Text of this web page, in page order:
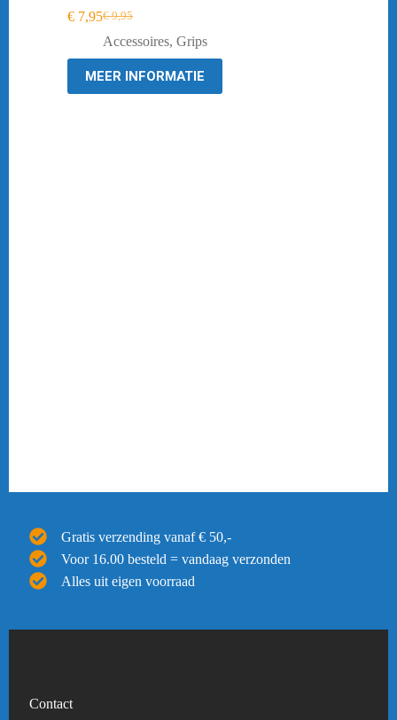
€9,95
Oorspronkelijke
prijs
€ 9,95.
€ 7,95Huidige
prijs
€ 7,95.
Accessoires, Grips
MEER INFORMATIE
Gratis verzending vanaf € 50,-
Voor 16.00 besteld = vandaag verzonden
Alles uit eigen voorraad
Contact